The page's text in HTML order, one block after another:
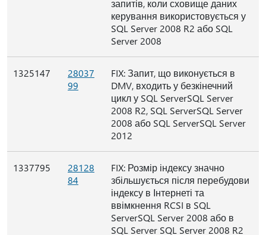
запитів, коли сховище даних
керування використовується у
SQL Server 2008 R2 або SQL
Server 2008
1325147
28037
99
FIX: Запит, що виконується в
DMV, входить у безкінечний
цикл у SQL ServerSQL Server
2008 R2, SQL ServerSQL Server
2008 або SQL ServerSQL Server
2012
1337795
28128
84
FIX: Розмір індексу значно
збільшується після перебудови
індексу в Інтернеті та
ввімкнення RCSI в SQL
ServerSQL Server 2008 або в
SQL Server SQL Server 2008 R2